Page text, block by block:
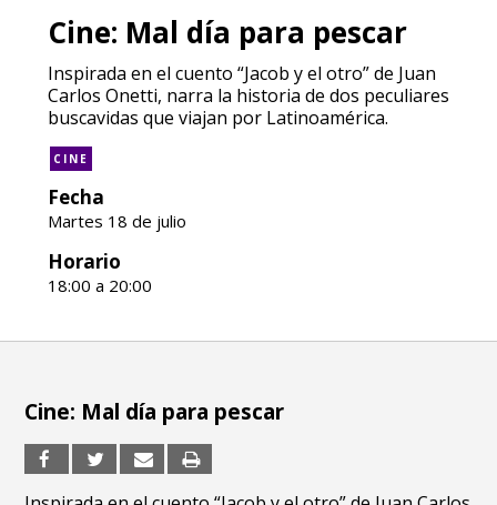
Cine: Mal día para pescar
Inspirada en el cuento “Jacob y el otro” de Juan
Carlos Onetti, narra la historia de dos peculiares
buscavidas que viajan por Latinoamérica.
CINE
Fecha
Martes 18 de julio
Horario
18:00 a 20:00
Cine: Mal día para pescar